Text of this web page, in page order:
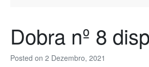
Posted on 2 Dezembro, 2021
Dobra nº 8